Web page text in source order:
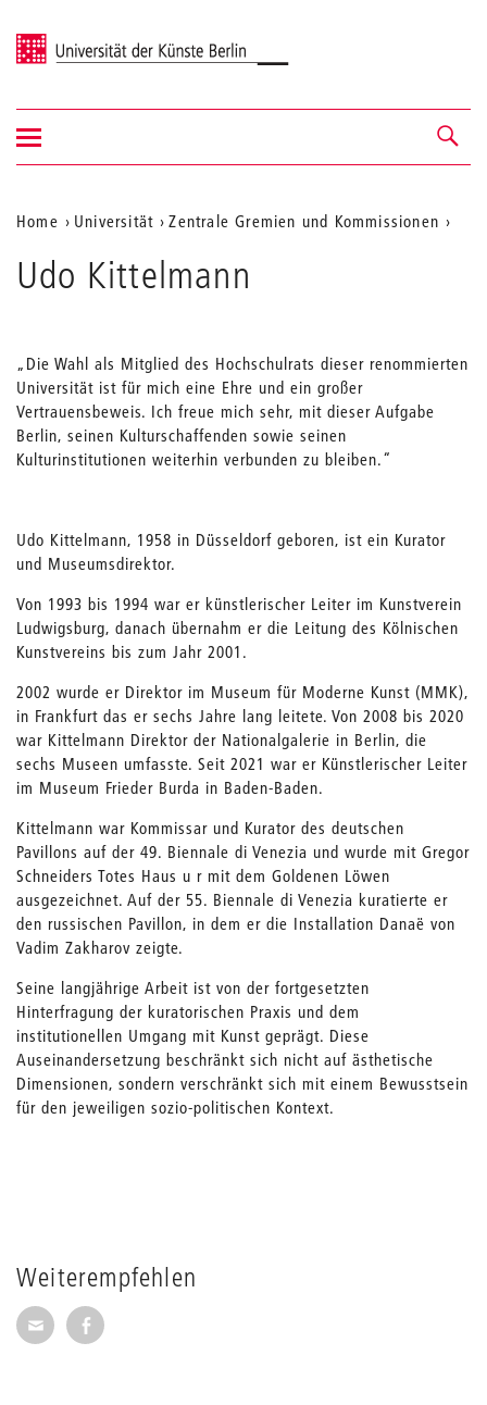
Universität der Künste Berlin
Navigation &
Suche
Navigation
ein-/ausblenden
Aktuelle
Position
auf
Webseite
Home Universität Zentrale Gremien und Kommissionen
Udo Kittelmann
Weiterempfehlen
Seite per E-Mail weiterempfehlen
Seite auf Facebook weiterempfehlen
„Die Wahl als Mitglied des Hochschulrats dieser renommierten
Universität ist für mich eine Ehre und ein großer
Vertrauensbeweis. Ich freue mich sehr, mit dieser Aufgabe
Berlin, seinen Kulturschaffenden sowie seinen
Kulturinstitutionen weiterhin verbunden zu bleiben.“
Udo Kittelmann, 1958 in Düsseldorf geboren, ist ein Kurator
und Museumsdirektor.
Von 1993 bis 1994 war er künstlerischer Leiter im Kunstverein
Ludwigsburg, danach übernahm er die Leitung des Kölnischen
Kunstvereins bis zum Jahr 2001.
2002 wurde er Direktor im Museum für Moderne Kunst (MMK),
in Frankfurt das er sechs Jahre lang leitete. Von 2008 bis 2020
war Kittelmann Direktor der Nationalgalerie in Berlin, die
sechs Museen umfasste. Seit 2021 war er Künstlerischer Leiter
im Museum Frieder Burda in Baden-Baden.
Kittelmann war Kommissar und Kurator des deutschen
Pavillons auf der 49. Biennale di Venezia und wurde mit Gregor
Schneiders Totes Haus u r mit dem Goldenen Löwen
ausgezeichnet. Auf der 55. Biennale di Venezia kuratierte er
den russischen Pavillon, in dem er die Installation Danaë von
Vadim Zakharov zeigte.
Seine langjährige Arbeit ist von der fortgesetzten
Hinterfragung der kuratorischen Praxis und dem
institutionellen Umgang mit Kunst geprägt. Diese
Auseinandersetzung beschränkt sich nicht auf ästhetische
Dimensionen, sondern verschränkt sich mit einem Bewusstsein
für den jeweiligen sozio-politischen Kontext.